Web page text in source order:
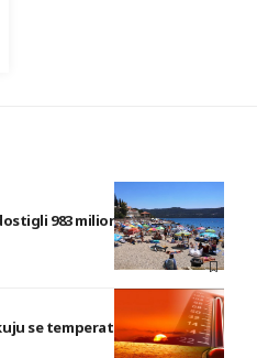
983 miliona KM, smještaj
se temperature do 42